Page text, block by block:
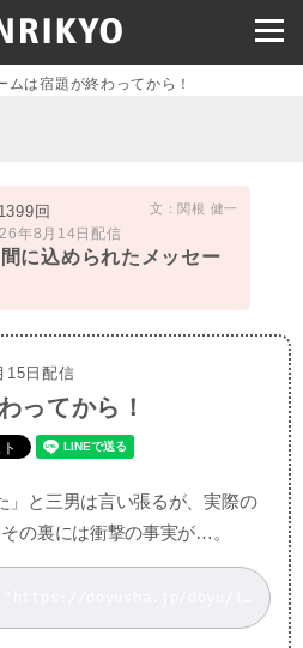
ムは宿題が終わってから！
回
年8月14日配信
に込められたメッセー
文：関根 健一
15日配信
ってから！
」と三男は言い張るが、実際の
の裏には衝撃の事実が…。